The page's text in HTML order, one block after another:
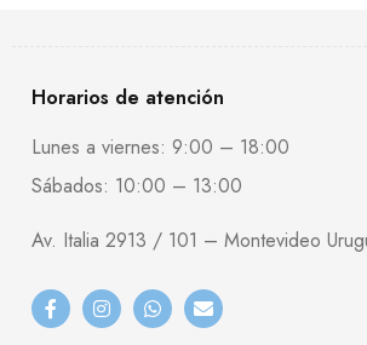
Horarios de atención
Lunes a viernes: 9:00 – 18:00
Sábados: 10:00 – 13:00
Av. Italia 2913 / 101 – Montevideo